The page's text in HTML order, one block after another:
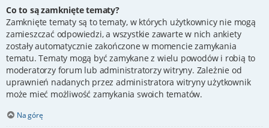
Co to są zamknięte tematy?
Zamknięte tematy są to tematy, w których użytkownicy nie mogą
zamieszczać odpowiedzi, a wszystkie zawarte w nich ankiety
zostały automatycznie zakończone w momencie zamykania
tematu. Tematy mogą być zamykane z wielu powodów i robią to
moderatorzy forum lub administratorzy witryny. Zależnie od
uprawnień nadanych przez administratora witryny użytkownik
może mieć możliwość zamykania swoich tematów.
Na górę